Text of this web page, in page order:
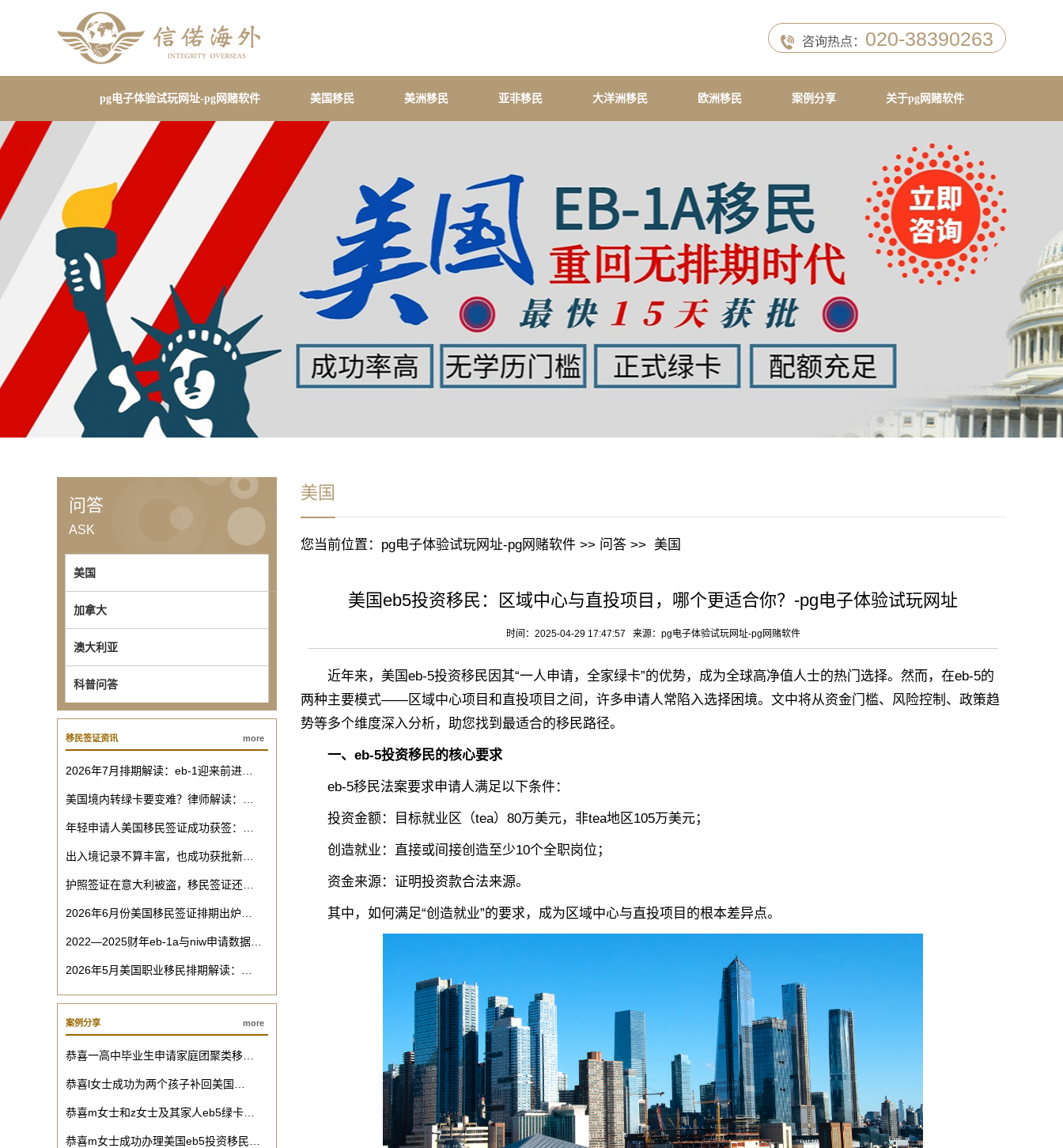
咨询热点： 020-38390263
pg电子体验试玩网址-pg网赌软件 美国移民 美洲移民 亚非移民 大洋洲移民 欧洲移民 案例分享 关于pg网赌软件
问答
ASK
美国
加拿大
澳大利亚
科普问答
移民签证资讯 more
2026年7月排期解读：eb-1迎来前进…
美国境内转绿卡要变难？律师解读：…
年轻申请人美国移民签证成功获签：…
出入境记录不算丰富，也成功获批新…
护照签证在意大利被盗，移民签证还…
2026年6月份美国移民签证排期出炉…
2022—2025财年eb-1a与niw申请数据…
2026年5月美国职业移民排期解读：…
案例分享 more
恭喜一高中毕业生申请家庭团聚类移…
恭喜l女士成功为两个孩子补回美国…
恭喜m女士和z女士及其家人eb5绿卡…
恭喜m女士成功办理美国eb5投资移民…
美国
您当前位置： pg电子体验试玩网址-pg网赌软件>> 问答>> 美国
美国eb5投资移民：区域中心与直投项目，哪个更适合你？‌-pg电子体验试玩网址
时间：2025-04-29 17:47:57 来源： pg电子体验试玩网址-pg网赌软件
近年来，美国eb-5投资移民因其“一人申请，全家绿卡”的优势，成为全球高净值人士的热门选择。然而，在eb-5的
两种主要模式——‌区域中心项目‌和‌直投项目‌之间，许多申请人常陷入选择困境。文中将从资金门槛、风险控制、政策趋
势等多个维度深入分析，助您找到最适合的移民路径。
一、eb-5投资移民的核心要求‌
eb-5移民法案要求申请人满足以下条件：
投资金额：目标就业区（tea）80万美元，非tea地区105万美元；
创造就业：直接或间接创造至少10个全职岗位；
资金来源：证明投资款合法来源。
其中，如何满足“创造就业”的要求，成为区域中心与直投项目的根本差异点。